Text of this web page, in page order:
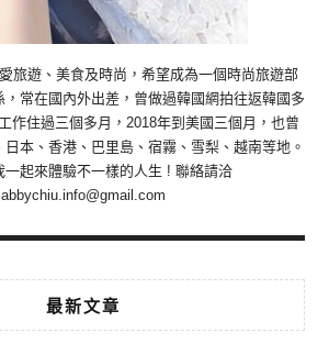
旅遊、美食及時尚，希望成為一個時尚旅遊部
常在國內外出差，曾做過韓國網拍往返韓國多
作住過三個多月，2018年到美國三個月，也曾
本、香港、巴里島、宿霧、雪梨、越南等地。
一起來體驗不一樣的人生 ! 聯絡請洽
abbychiu.info@gmail.com
最新文章